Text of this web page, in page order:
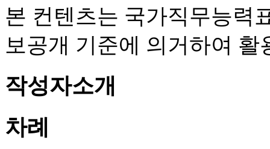
본 컨텐츠는 국가직무능력
보공개 기준에 의거하여
작성자소개
차례